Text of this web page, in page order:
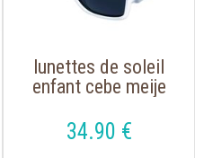
lunettes de soleil
enfant cebe meije
34.90 €